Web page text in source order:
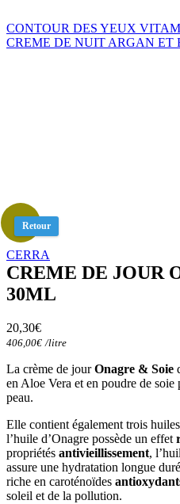
CONTOUR DES YEUX
CREME DE NUIT ARGAN ET
Retour
CERRA
CREME DE JOUR
30ML
20,30€
406,00€ /litre
La crème de jourOnagre & Soie
en Aloe Vera et en poudre de
peau.
Elle contient également trois
l’huile d’Onagre possède un effet
propriétés antivieillissement,
assure une hydratation longue
riche en caroténoïdes
soleil et de la pollution.